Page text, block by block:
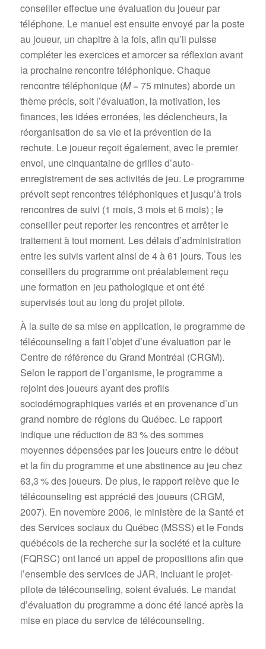
conseiller effectue une évaluation du joueur par
téléphone. Le manuel est ensuite envoyé par la poste
au joueur, un chapitre à la fois, afin qu’il puisse
compléter les exercices et amorcer sa réflexion avant
la prochaine rencontre téléphonique. Chaque
rencontre téléphonique (M= 75 minutes) aborde un
thème précis, soit l’évaluation, la motivation, les
finances, les idées erronées, les déclencheurs, la
réorganisation de sa vie et la prévention de la
rechute. Le joueur reçoit également, avec le premier
envoi, une cinquantaine de grilles d’auto-
enregistrement de ses activités de jeu. Le programme
prévoit sept rencontres téléphoniques et jusqu’à trois
rencontres de suivi (1 mois, 3 mois et 6 mois) ; le
conseiller peut reporter les rencontres et arrêter le
traitement à tout moment. Les délais d’administration
entre les suivis varient ainsi de 4 à 61 jours. Tous les
conseillers du programme ont préalablement reçu
une formation en jeu pathologique et ont été
supervisés tout au long du projet pilote.
À la suite de sa mise en application, le programme de
télécounseling a fait l’objet d’une évaluation par le
Centre de référence du Grand Montréal (CRGM).
Selon le rapport de l’organisme, le programme a
rejoint des joueurs ayant des profils
sociodémographiques variés et en provenance d’un
grand nombre de régions du Québec. Le rapport
indique une réduction de 83 % des sommes
moyennes dépensées par les joueurs entre le début
et la fin du programme et une abstinence au jeu chez
63,3 % des joueurs. De plus, le rapport relève que le
télécounseling est apprécié des joueurs (CRGM,
2007). En novembre 2006, le ministère de la Santé et
des Services sociaux du Québec (MSSS) et le Fonds
québécois de la recherche sur la société et la culture
(FQRSC) ont lancé un appel de propositions afin que
l’ensemble des services de JAR, incluant le projet-
pilote de télécounseling, soient évalués. Le mandat
d’évaluation du programme a donc été lancé après la
mise en place du service de télécounseling.